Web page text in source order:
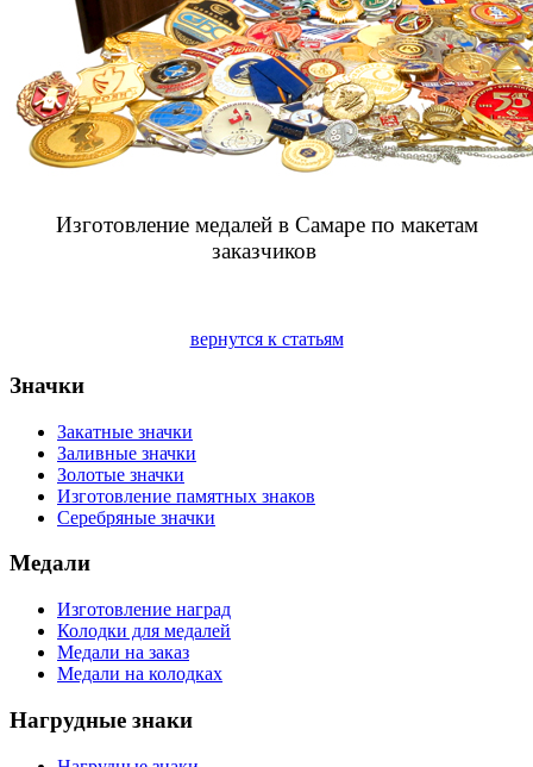
Изготовление медалей в Самаре по макетам
заказчиков
вернутся к статьям
Значки
Закатные значки
Заливные значки
Золотые значки
Изготовление памятных знаков
Серебряные значки
Медали
Изготовление наград
Колодки для медалей
Медали на заказ
Медали на колодках
Нагрудные знаки